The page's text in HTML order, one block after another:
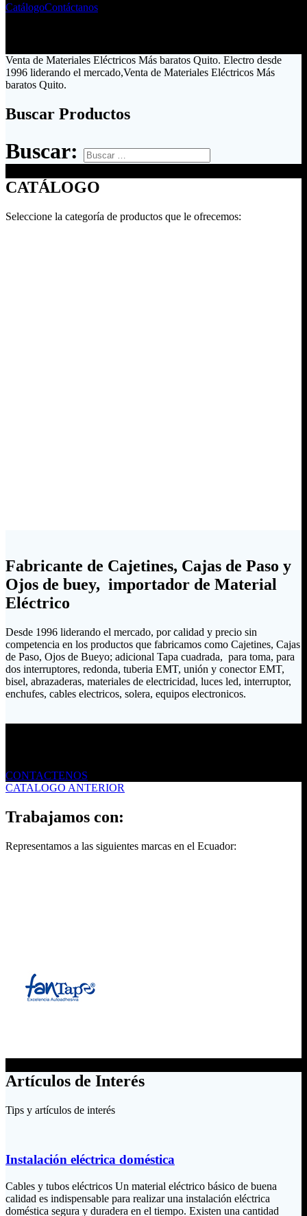
CatálogoContáctanos
Venta de Materiales Eléctricos Más baratos Quito. Electro desde
1996 liderando el mercado,Venta de Materiales Eléctricos Más
baratos Quito.
Buscar Productos
Buscar:
CATÁLOGO
Seleccione la categoría de productos que le ofrecemos:
Fabricante de Cajetines, Cajas de Paso y
Ojos de buey, importador de Material
Eléctrico
Desde 1996 liderando el mercado, por calidad y precio sin
competencia en los productos que fabricamos como Cajetines, Cajas
de Paso, Ojos de Bueyo; adicional Tapa cuadrada, para toma, para
dos interruptores, redonda, tuberia EMT, unión y conector EMT,
bisel, abrazaderas, materiales de electricidad, luces led, interruptor,
enchufes, cables electricos, solera, equipos electronicos.
CONTACTENOS
CATALOGO ANTERIOR
Trabajamos con:
Representamos a las siguientes marcas en el Ecuador:
Artículos de Interés
Tips y artículos de interés
Instalación eléctrica doméstica
Cables y tubos eléctricos Un material eléctrico básico de buena
calidad es indispensable para realizar una instalación eléctrica
doméstica segura y duradera en el tiempo. Existen una cantidad